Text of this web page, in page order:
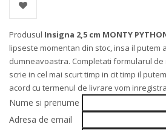
Produsul Insigna 2,5 cm MONTY
lipseste momentan din stoc, insa il putem
dumneavoastra. Completati formularul de
scrie in cel mai scurt timp in cit timp il
acord cu termenul de livrare vom
Nume si prenume
Adresa de email